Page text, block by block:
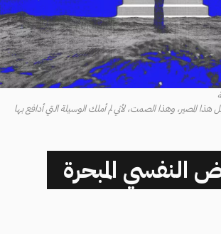
المصير، وهذا الصمت، لأني لم أملك الوسيلة التي أدافع بها
النفسي المبحرة